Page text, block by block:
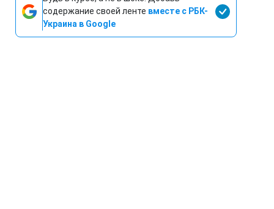
содержание своей ленте вместе с РБК-
Украина в Google